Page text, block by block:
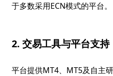
于多数采用ECN模式的平台。
2. 交易工具与平台支持
平台提供MT4、MT5及自主